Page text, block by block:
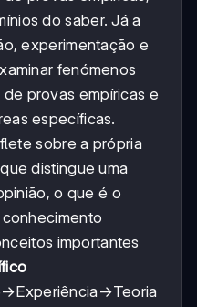
do saber. Já a
experimentação e
fenómenos
provas empíricas e
específicas.
sobre a própria
distingue uma
o que é o
importantes